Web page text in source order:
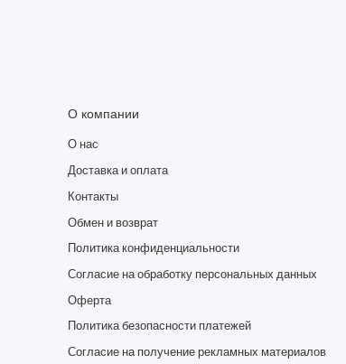
О компании
О нас
Доставка и оплата
Контакты
Обмен и возврат
Политика конфиденциальности
Согласие на обработку персональных данных
Оферта
Политика безопасности платежей
Согласие на получение рекламных материалов